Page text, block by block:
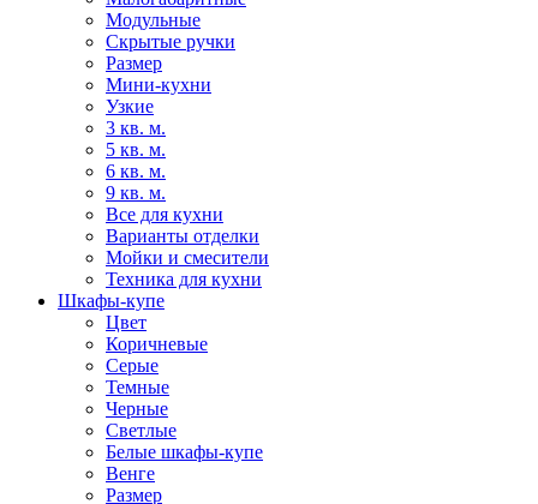
Модульные
Скрытые ручки
Размер
Мини-кухни
Узкие
3 кв. м.
5 кв. м.
6 кв. м.
9 кв. м.
Все для кухни
Варианты отделки
Мойки и смесители
Техника для кухни
Шкафы-купе
Цвет
Коричневые
Серые
Темные
Черные
Светлые
Белые шкафы-купе
Венге
Размер